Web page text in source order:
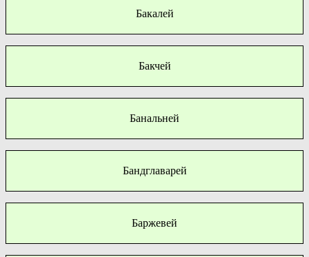
Бакалей
Бакчей
Банальней
Бандглаварей
Баржевей